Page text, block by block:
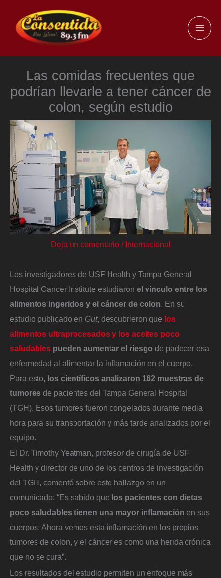
contenido
Las comidas frecuentes que
podrían llevarle a tener cáncer de
colon, según estudio
Deja un comentario / Internacional
Los investigadores de USF Health y Tampa General
Hospital Cancer Institute estudiaron el vínculo entre los
alimentos ingeridos y el cáncer de colon. En su
estudio publicado en Gut, descubrieron que los
alimentos ultraprocesados y los aceites poco
saludables pueden aumentar el riesgo de padecer esa
enfermedad al alimentar la inflamación en el cuerpo.
Para esto, los científicos analizaron 162 muestras de
tumores de pacientes del Tampa General Hospital
(TGH). Esos tumores fueron congelados durante media
hora para su transportación y más tarde analizados por el
equipo.
El Dr. Timothy Yeatman, profesor de cirugía de USF
Health y director de uno de los centros de investigación
del TGH, comentó sobre este hallazgo en un
comunicado: “Es sabido que los pacientes con dietas
poco saludables tienen una mayor inflamación en sus
cuerpos. Ahora vemos esta inflamación en los propios
tumores de colon, y el cáncer es como una herida crónica
que no se cura”.
Los resultados del estudio permiten un enfoque más